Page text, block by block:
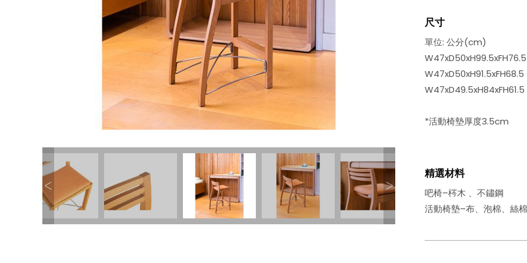
尺寸
單位: 公分(cm)
W47xD50xH99.5xFH76.5
W47xD50xH91.5xFH68.5
W47xD49.5xH84xFH61.5
*活動椅墊厚度3.5cm
精選材料
吧椅–梣木 、不鏽鋼
活動椅墊–布、泡棉、絲棉